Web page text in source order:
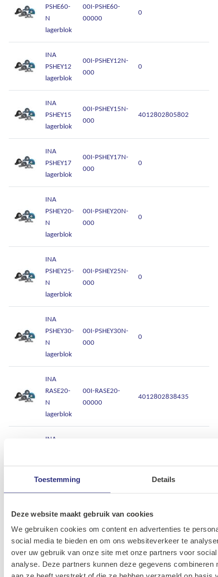
Toestemming Details
Deze website maakt gebruik van cookies
We gebruiken cookies om content en advertenties te
social media te bieden en om ons websiteverkeer te
over uw gebruik van onze site met onze partners voor
analyse. Deze partners kunnen deze gegevens combineren
PSHE60-
N
lagerblok
00I-PSHE60-
00000
0
INA
PSHEY12
lagerblok
00I-PSHEY12N-
000
0
INA
PSHEY15
lagerblok
00I-PSHEY15N-
000
4012802805802
INA
PSHEY17
lagerblok
00I-PSHEY17N-
000
0
INA
PSHEY20-
N
lagerblok
00I-PSHEY20N-
000
0
INA
PSHEY25-
N
lagerblok
00I-PSHEY25N-
000
0
INA
PSHEY30-
N
lagerblok
00I-PSHEY30N-
000
0
INA
RASE20-
N
lagerblok
00I-RASE20-
00000
4012802838435
INA
RASE30-
lagerblok
00I-RASE30-
4054372493560
RASE40-